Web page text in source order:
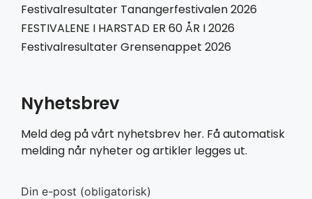
Festivalresultater Tanangerfestivalen 2026
FESTIVALENE I HARSTAD ER 60 ÅR I 2026
Festivalresultater Grensenappet 2026
Nyhetsbrev
Meld deg på vårt nyhetsbrev her. Få automatisk
melding når nyheter og artikler legges ut.
Din e-post (obligatorisk)